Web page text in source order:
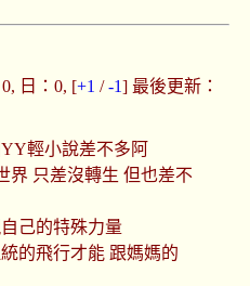
日：0, [+1 /-1] 最後更新：
輕小說差不多阿
界 只差沒轉生 但也差不
己的特殊力量
的飛行才能 跟媽媽的